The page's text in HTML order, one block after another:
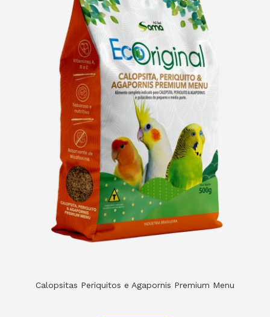
Calopsitas Periquitos e Agapornis Premium Menu